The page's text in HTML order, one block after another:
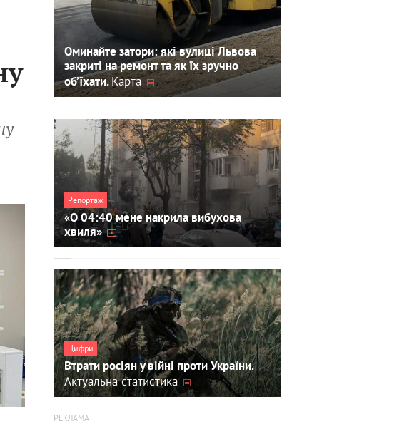
Оминайте затори: які вулиці Львова
закриті на ремонт та як їх зручно
об’їхати. Карта
Репортаж
«О 04:40 мене накрила вибухова
хвиля»
Цифри
Втрати росіян у війні проти України.
Актуальна статистика